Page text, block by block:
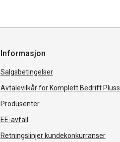
Informasjon
Salgsbetingelser
Avtalevilkår for Komplett Bedrift Pluss
Produsenter
EE-avfall
Retningslinjer kundekonkurranser